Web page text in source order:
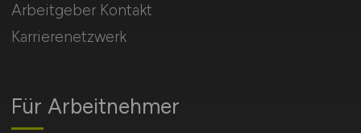
Für Arbeitnehmer
Arbeitgeber Kontakt
Karrierenetzwerk